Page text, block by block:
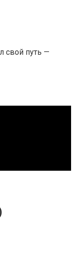
свой путь —